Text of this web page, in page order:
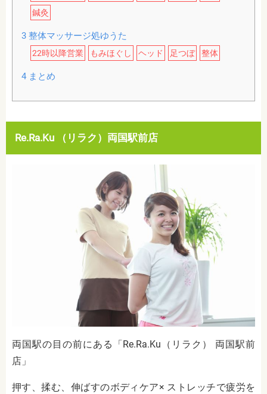
鍼灸
3整体マッサージ処ゆうた
22時以降営業 もみほぐし ヘッド 足つぼ 整体
4まとめ
Re.Ra.Ku （リラク）両国駅前店
両国駅の目の前にある「Re.Ra.Ku（リラク） 両国駅前
店」
押す、揉む、伸ばすのボディケア× ストレッチで疲労を